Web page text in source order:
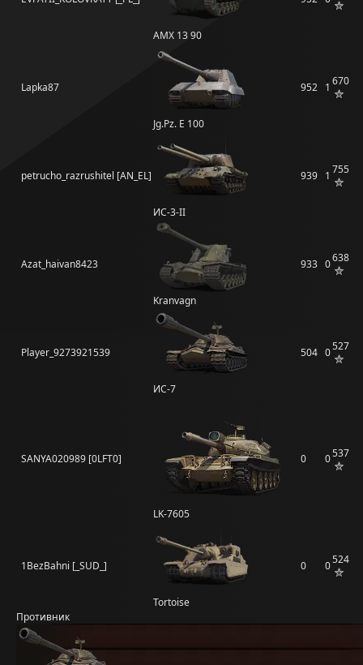
AMX 13 90
Lapka87
Jg.Pz. E 100
952 1 670
petrucho_razrushitel [AN_EL]
ИС-3-II
939 1 755
Azat_haivan8423
Kranvagn
933 0638
Player_9273921539
ИС-7
504 0527
SANYA020989 [0LFT0]
LK-7605
0 0537
1BezBahni [_SUD_]
Tortoise
0 0524
Противник